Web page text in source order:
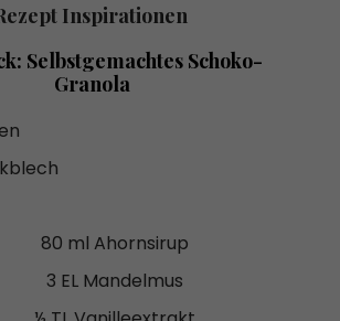
Inspirationen
Selbstgemachtes Schoko-
Granola
80 ml Ahornsirup
3 EL Mandelmus